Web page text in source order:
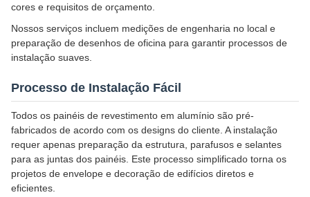
cores e requisitos de orçamento.
Nossos serviços incluem medições de engenharia no local e
preparação de desenhos de oficina para garantir processos de
instalação suaves.
Processo de Instalação Fácil
Todos os painéis de revestimento em alumínio são pré-
fabricados de acordo com os designs do cliente. A instalação
requer apenas preparação da estrutura, parafusos e selantes
para as juntas dos painéis. Este processo simplificado torna os
projetos de envelope e decoração de edifícios diretos e
eficientes.